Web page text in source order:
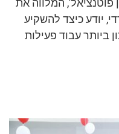
המלווה את
יודע כיצד להשקיע
ביותר עבוד פעילות